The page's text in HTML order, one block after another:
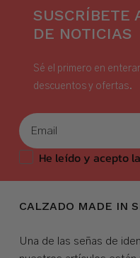
SUSCRÍBETE
DE NOTICIAS
Sé el primero en
descuentos y ofertas.
He leído y acepto
CALZADO MADE IN
Una de las señas de